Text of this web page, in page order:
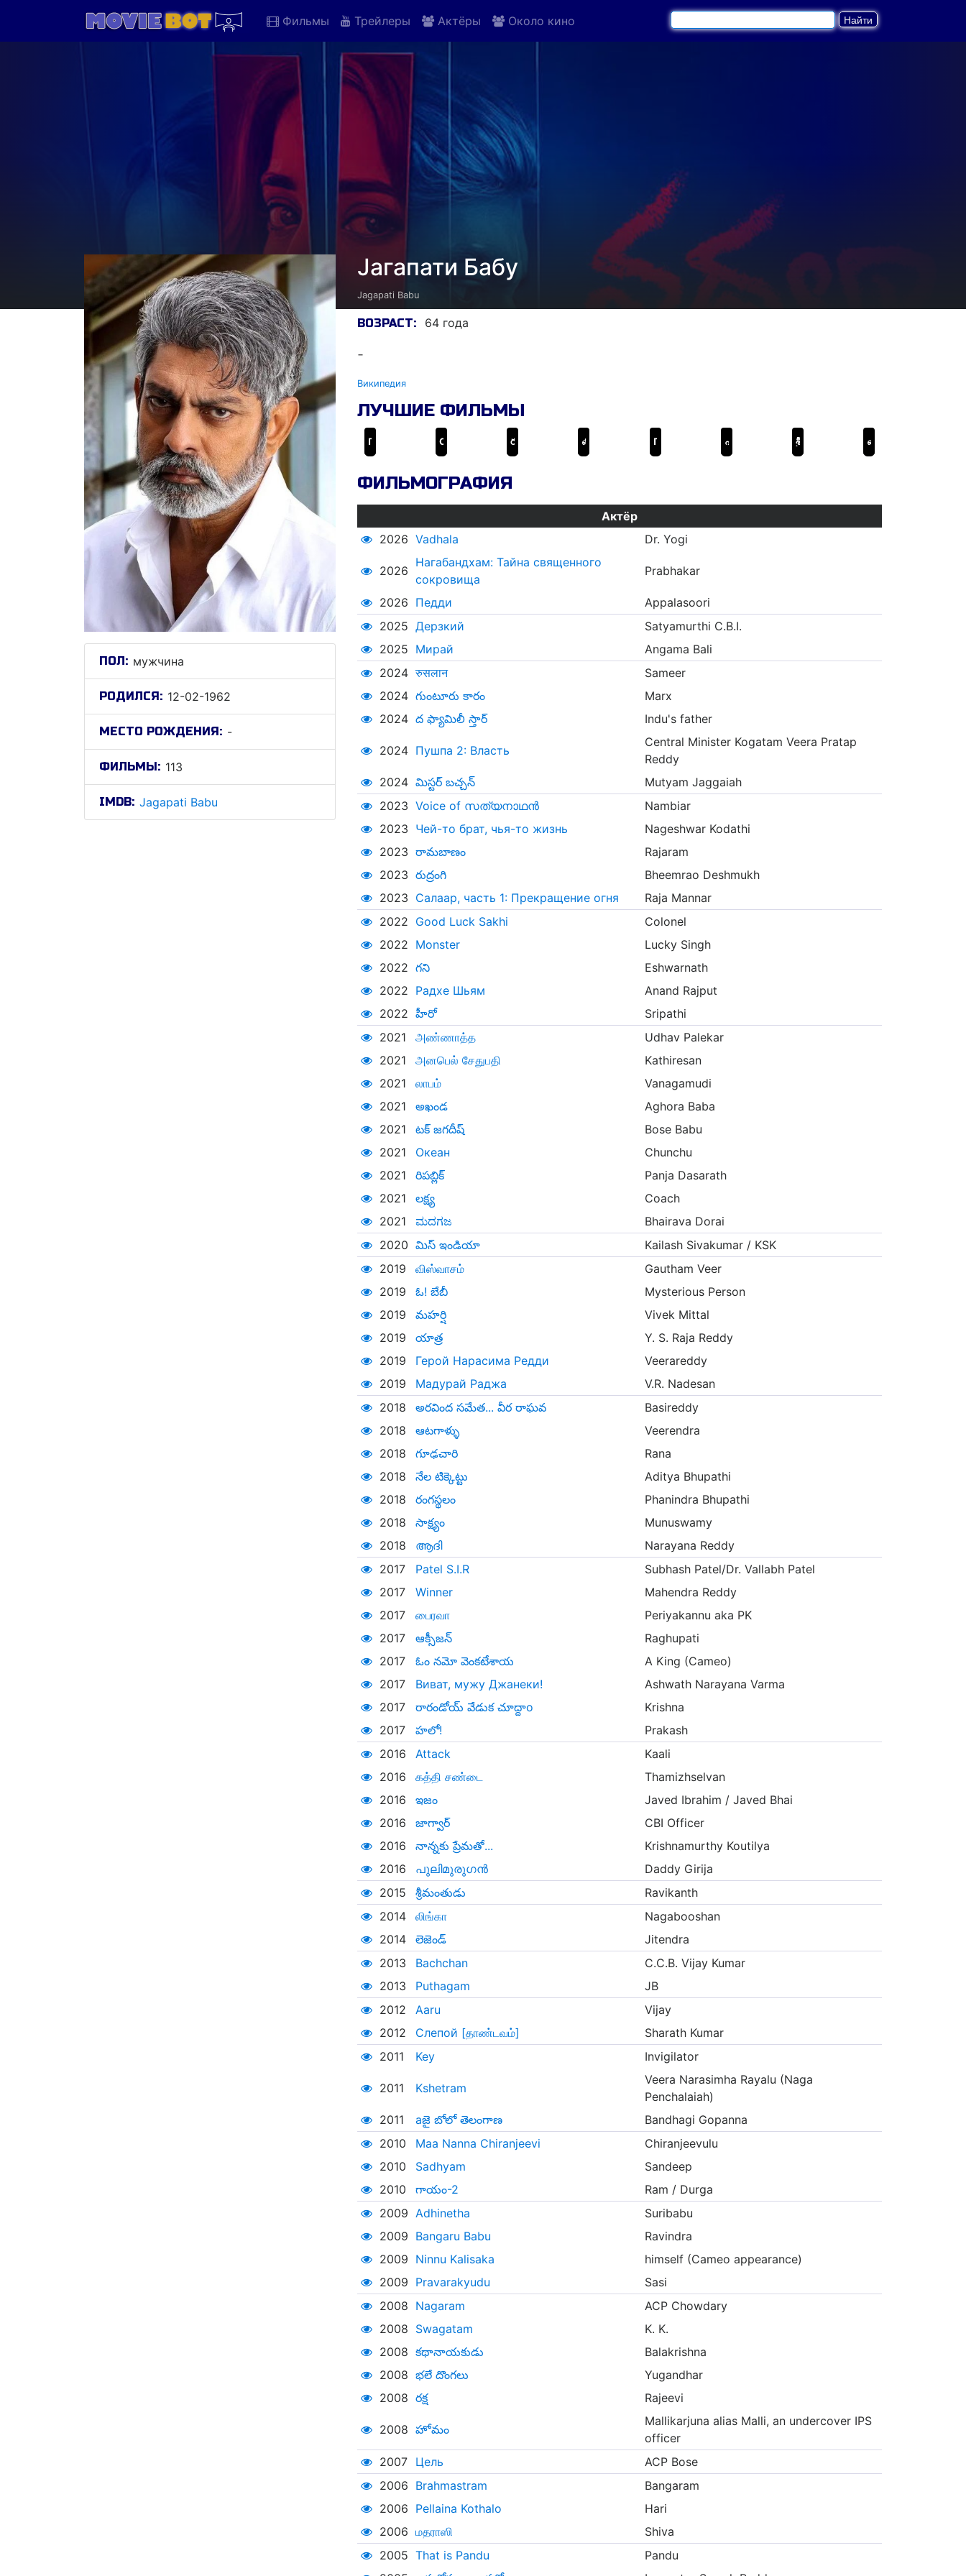
Фильмы Трейлеры Актёры Около кино
ПОЛ: мужчина
РОДИЛСЯ: 12-02-1962
МЕСТО РОЖДЕНИЯ: -
ФИЛЬМЫ: 113
IMDB: Jagapati Babu
Jагапати Бабу
Jagapati Babu
ВОЗРАСТ: 64 года
-
Википедия
ЛУЧШИЕ ФИЛЬМЫ
ФИЛЬМОГРАФИЯ
Актёр
2026 Vadhala Dr. Yogi
2026
Нагабандхам: Тайна священного
сокровища
Prabhakar
2026 Педди
Appalasoori
2025 Дерзкий
Satyamurthi C.B.I.
2025 Мирай
Angama Bali
2024 रुसलान
Sameer
2024 గుంటూరు కారం
Marx
2024 ద ఫ్యామిలీ స్తార్ Indu's father
2024 Пушпа 2: Власть
Central Minister Kogatam Veera Pratap
Reddy
2024 మిస్టర్‌ బచ్చన్
Mutyam Jaggaiah
2023 Voice of സത്യനാഥൻ
Nambiar
2023 Чей-то брат, чья-то жизнь
Nageshwar Kodathi
2023 రామబాణం
Rajaram
2023 రుద్రంగి
Bheemrao Deshmukh
2023 Салаар, часть 1: Прекращение огня
Raja Mannar
2022 Good Luck Sakhi
Colonel
2022 Monster
Lucky Singh
2022 గని
Eshwarnath
2022 Радхе Шьям
Anand Rajput
2022 హీరో
Sripathi
2021
அண்ணாத்த
Udhav Palekar
2021
அனபெல் சேதுபதி
Kathiresan
2021
லாபம்
Vanagamudi
2021
అఖండ
Aghora Baba
2021
టక్ జగదీష్
Bose Babu
2021
Океан
Chunchu
2021
రిప‌బ్లిక్
Panja Dasarath
2021
లక్ష్య
Coach
2021
ಮದಗಜ
Bhairava Dorai
2020 మిస్ ఇండియా
Kailash Sivakumar / KSK
2019
விஸ்வாசம்
Gautham Veer
2019
ఓ! బేబీ
Mysterious Person
2019
మహర్షి
Vivek Mittal
2019
యాత్ర
Y. S. Raja Reddy
2019
Герой Нарасима Редди
Veerareddy
2019
Мадурай Раджа
V.R. Nadesan
2018
అరవింద సమేత... వీర రాఘవ
Basireddy
2018
ఆటగాళ్ళు
Veerendra
2018
గూఢచారి
Rana
2018
నేల టిక్కెట్టు
Aditya Bhupathi
2018
రంగస్థలం
Phanindra Bhupathi
2018
సాక్ష్యం
Munuswamy
2018
ആദി
Narayana Reddy
2017
Patel S.I.R
Subhash Patel/Dr. Vallabh Patel
2017
Winner
Mahendra Reddy
2017
பைரவா
Periyakannu aka PK
2017
ఆక్సీజన్
Raghupati
2017
ఓం నమో వెంకటేశాయ
A King (Cameo)
2017
Виват, мужу Джанеки!
Ashwath Narayana Varma
2017
రారండోయ్ వేడుక చూద్దాo
Krishna
2017
హలో!
Prakash
2016
Attack
Kaali
2016
கத்தி சண்டை
Thamizhselvan
2016
ఇజం
Javed Ibrahim / Javed Bhai
2016
జాగ్వార్
CBI Officer
2016
నాన్నకు ప్రేమతో...
Krishnamurthy Koutilya
2016
പുലിമുരുഗന്‍
Daddy Girija
2015
శ్రీమంతుడు
Ravikanth
2014
லிங்கா
Nagabooshan
2014
లెజెండ్
Jitendra
2013
Bachchan
C.C.B. Vijay Kumar
2013
Puthagam
JB
2012
Aaru
Vijay
2012
Слепой [தாண்டவம்]
Sharath Kumar
2011
Key Invigilator
2011 Kshetram
Veera Narasimha Rayalu (Naga
Penchalaiah)
2011
aజై బోలో తెలంగాణ
Bandhagi Gopanna
2010
Maa Nanna Chiranjeevi
Chiranjeevulu
2010
Sadhyam
Sandeep
2010
గాయం-2
Ram / Durga
2009 Adhinetha
Suribabu
2009 Bangaru Babu
Ravindra
2009 Ninnu Kalisaka
himself (Cameo appearance)
2009 Pravarakyudu
Sasi
2008 Nagaram
ACP Chowdary
2008 Swagatam
K. K.
2008 కథానాయకుడు
Balakrishna
2008 భలే దొంగలు
Yugandhar
2008 రక్ష Rajeevi
2008 హోమం
Mallikarjuna alias Malli, an undercover IPS
officer
2007
Цель
ACP Bose
2006 Brahmastram
Bangaram
2006 Pellaina Kothalo
Hari
2006 மதராஸி
Shiva
2005 That is Pandu
Pandu